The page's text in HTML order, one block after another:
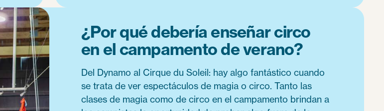
¿Por qué debería enseñar circo
en el campamento de verano?
Del Dynamo al Cirque du Soleil: hay algo fantástico cuando
se trata de ver espectáculos de magia o circo. Tanto las
clases de magia como de circo en el campamento brindan a